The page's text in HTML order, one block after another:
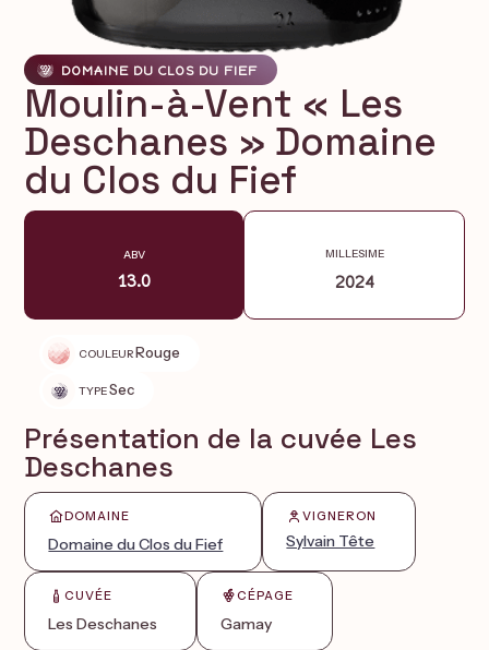
DOMAINE DU CLOS DU FIEF
Moulin-à-Vent « Les
Deschanes » Domaine
du Clos du Fief
ABV
13.0
MILLESIME
2024
COULEURRouge
TYPESec
Présentation de la cuvée Les
Deschanes
DOMAINE
Domaine du Clos du Fief
VIGNERON
Sylvain Tête
CUVÉE
Les Deschanes
CÉPAGE
Gamay